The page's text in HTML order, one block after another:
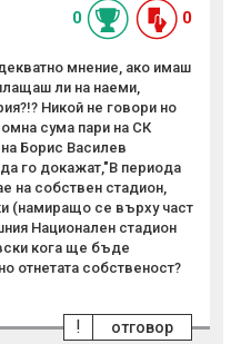
0 0
мнение, ако имаш
ли на наеми,
Никой не говори но
сума пари на СК
Борис Василев
го докажат,"В периода
на собствен стадион,
(намиращо се върху част
Национален стадион
кога ще бъде
отнетата собственост?
отговор
!